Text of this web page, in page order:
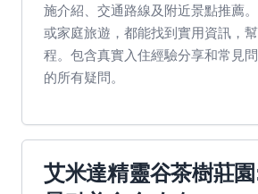
施介紹、交通路線及附近景點推薦
或家庭旅遊，都能找到實用資訊，
程。包含真實入住經驗分享和常見
的所有疑問。
艾米達精靈谷茶樹莊